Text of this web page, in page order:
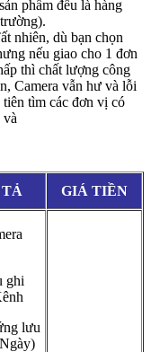
phẩm đều là hàng
nhiên, dù bạn chọn
nếu giao cho 1 đơn
thì chất lượng công
Camera vẫn hư và lỗi
tìm các đơn vị có
GIÁ TIỀN
ghi
lưu